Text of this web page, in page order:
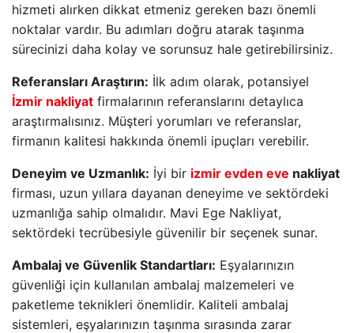
hizmeti alırken dikkat etmeniz gereken bazı önemli
noktalar vardır. Bu adımları doğru atarak taşınma
sürecinizi daha kolay ve sorunsuz hale getirebilirsiniz.
Referansları Araştırın: İlk adım olarak, potansiyel
İzmir nakliyat firmalarının referanslarını detaylıca
araştırmalısınız. Müşteri yorumları ve referanslar,
firmanın kalitesi hakkında önemli ipuçları verebilir.
Deneyim ve Uzmanlık: İyi bir izmir evden eve nakliyat
firması, uzun yıllara dayanan deneyime ve sektördeki
uzmanlığa sahip olmalıdır. Mavi Ege Nakliyat,
sektördeki tecrübesiyle güvenilir bir seçenek sunar.
Ambalaj ve Güvenlik Standartları: Eşyalarınızın
güvenliği için kullanılan ambalaj malzemeleri ve
paketleme teknikleri önemlidir. Kaliteli ambalaj
sistemleri, eşyalarınızın taşınma sırasında zarar